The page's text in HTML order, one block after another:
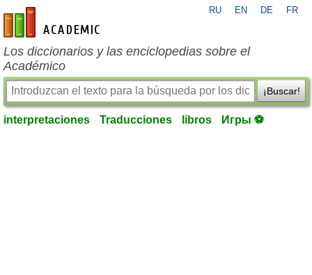
es-academic.com
RU EN DE FR
Los diccionarios y las enciclopedias sobre el
Académico
¡Buscar!
interpretaciones Traducciones libros Игры ⚽